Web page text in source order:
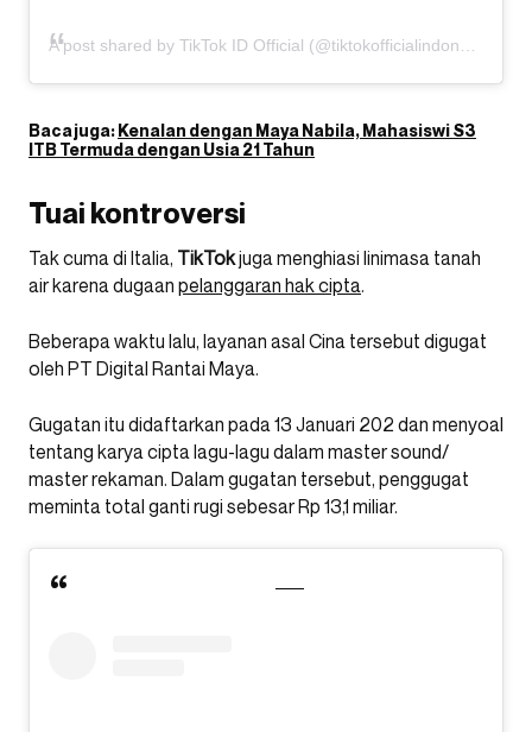
A post shared by TikTok ID Official (@tiktokofficialindonesia)
Baca juga:Kenalan dengan Maya Nabila, Mahasiswi S3
ITB Termuda dengan Usia 21 Tahun
Tuai kontroversi
Tak cuma di Italia, TikTokjuga menghiasi linimasa tanah
air karena dugaan pelanggaran hak cipta.
Beberapa waktu lalu, layanan asal Cina tersebut digugat
oleh PT Digital Rantai Maya.
Gugatan itu didaftarkan pada 13 Januari 202 dan menyoal
tentang karya cipta lagu-lagu dalam master sound/
master rekaman. Dalam gugatan tersebut, penggugat
meminta total ganti rugi sebesar Rp 13,1 miliar.